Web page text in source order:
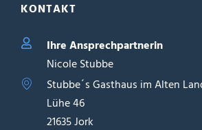
KONTAKT
Ihre Ansprechpartnerin
Nicole Stubbe
Stubbe´s Gasthaus im Alten
Lühe 46
21635 Jork